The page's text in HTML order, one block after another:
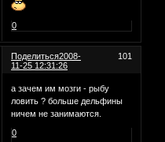
0
Поделиться 101
2008-
11-25 12:31:26
а зачем им мозги - рыбу
ловить ? больше дельфины
ничем не занимаются.
0